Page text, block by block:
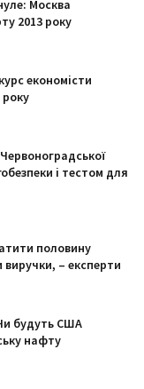
Москва
2013 року
економісти
року
і тестом для
половину
– експерти
будуть США
нафту